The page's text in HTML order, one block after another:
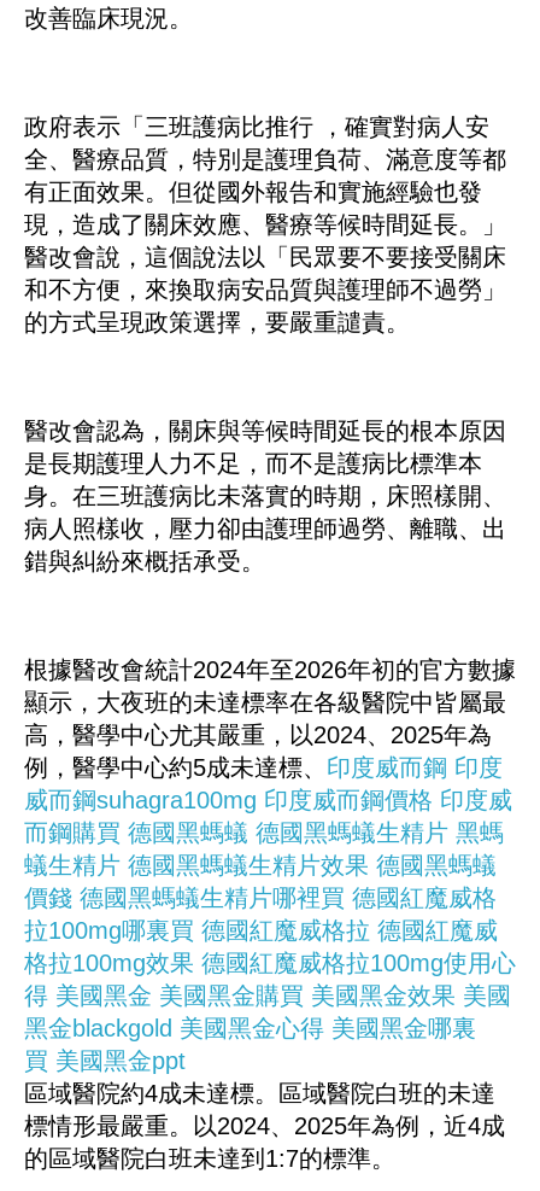
改善臨床現況。
政府表示「三班護病比推行 ，確實對病人安
全、醫療品質，特別是護理負荷、滿意度等都
有正面效果。但從國外報告和實施經驗也發
現，造成了關床效應、醫療等候時間延長。」
醫改會說，這個說法以「民眾要不要接受關床
和不方便，來換取病安品質與護理師不過勞」
的方式呈現政策選擇，要嚴重譴責。
醫改會認為，關床與等候時間延長的根本原因
是長期護理人力不足，而不是護病比標準本
身。在三班護病比未落實的時期，床照樣開、
病人照樣收，壓力卻由護理師過勞、離職、出
錯與糾紛來概括承受。
根據醫改會統計2024年至2026年初的官方數據
顯示，大夜班的未達標率在各級醫院中皆屬最
高，醫學中心尤其嚴重，以2024、2025年為
例，醫學中心約5成未達標、 印度威而鋼 印度
威而鋼suhagra100mg 印度威而鋼價格 印度威
而鋼購買 德國黑螞蟻 德國黑螞蟻生精片 黑螞
蟻生精片 德國黑螞蟻生精片效果 德國黑螞蟻
價錢 德國黑螞蟻生精片哪裡買 德國紅魔威格
拉100mg哪裏買 德國紅魔威格拉 德國紅魔威
格拉100mg效果 德國紅魔威格拉100mg使用心
得 美國黑金 美國黑金購買 美國黑金效果 美國
黑金blackgold 美國黑金心得 美國黑金哪裏
買 美國黑金ppt
區域醫院約4成未達標。區域醫院白班的未達
標情形最嚴重。以2024、2025年為例，近4成
的區域醫院白班未達到1:7的標準。